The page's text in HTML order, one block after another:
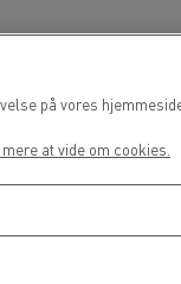
på vores
mere at vide om cookies.